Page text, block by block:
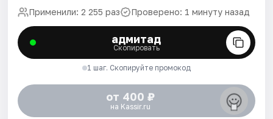
Применили: 2 255 раз Проверено: 1 минуту назад
адмитад
Скопировать
1 шаг. Скопируйте промокод
от 400 ₽
на Kassir.ru